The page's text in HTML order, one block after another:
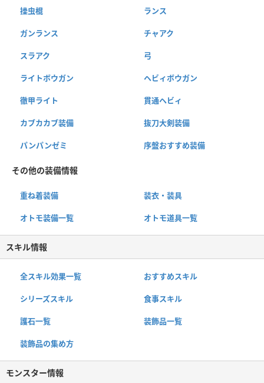
操虫棍 ランス
ガンランス チャアク
スラアク 弓
ライトボウガン ヘビィボウガン
徹甲ライト 貫通ヘビィ
カブカカブ装備 抜刀大剣装備
パンパンゼミ 序盤おすすめ装備
その他の装備情報
重ね着装備 装衣・装具
オトモ装備一覧 オトモ道具一覧
スキル情報
全スキル効果一覧 おすすめスキル
シリーズスキル 食事スキル
護石一覧 装飾品一覧
装飾品の集め方
モンスター情報